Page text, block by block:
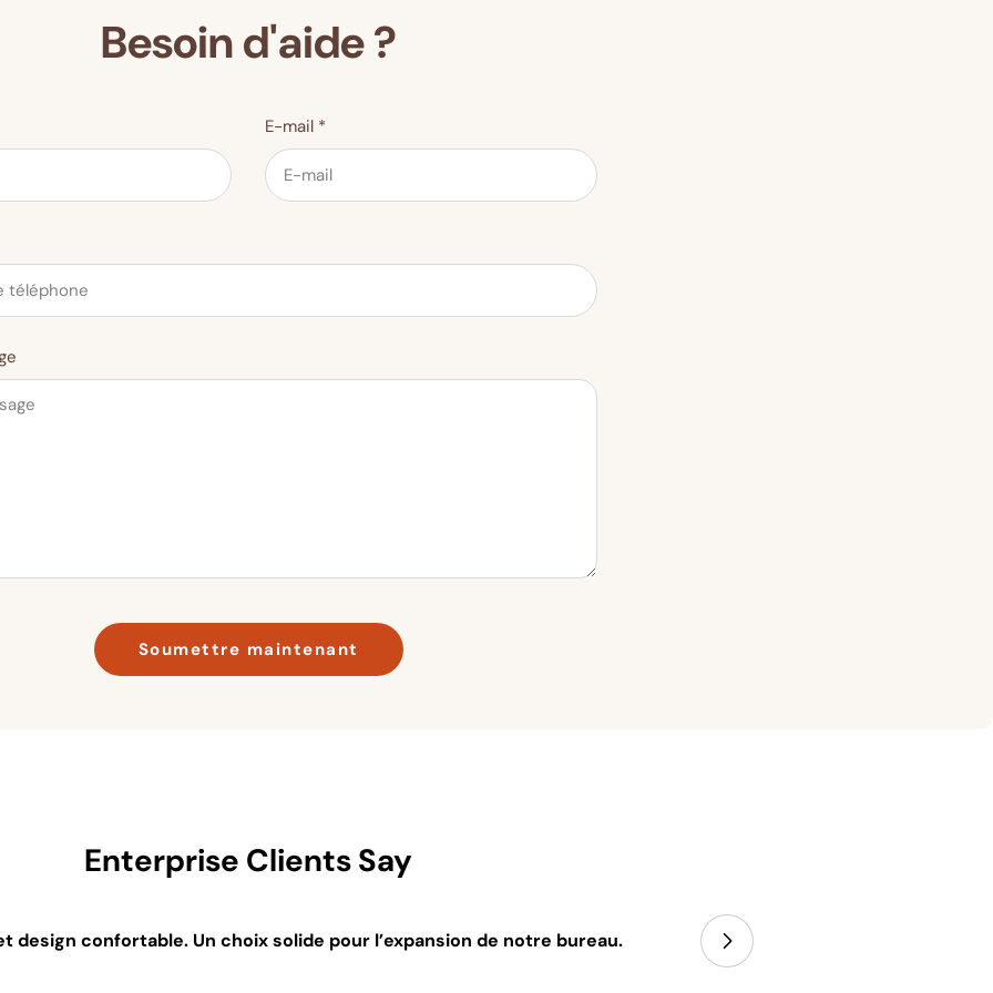
Besoin d'aide ?
E-mail *
Soumettre maintenant
Enterprise Clients Say
design confortable. Un choix solide pour l’expansion de notre bureau. Processus d'achat fluide, et les